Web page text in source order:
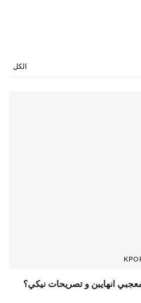
الكل
انهايبن و تصريحات نيكي؟